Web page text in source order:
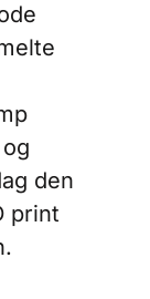
den
print